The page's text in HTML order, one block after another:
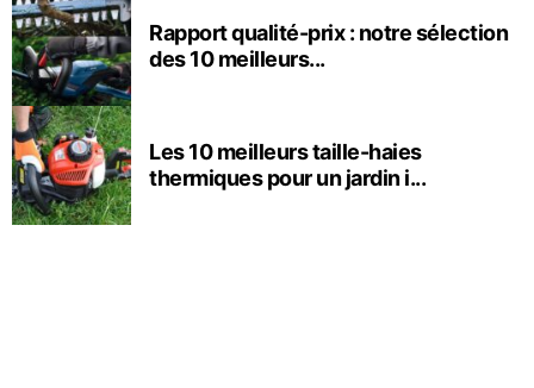
Rapport qualité-prix : notre sélection
des 10 meilleurs...
Les 10 meilleurs taille-haies
thermiques pour un jardin i...